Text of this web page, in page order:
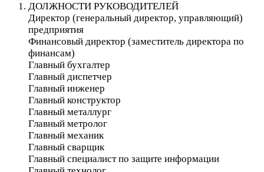
ДОЛЖНОСТИ РУКОВОДИТЕЛЕЙ
Директор (генеральный директор, управляющий)
предприятия
Финансовый директор (заместитель директора по
финансам)
Главный бухгалтер
Главный диспетчер
Главный инженер
Главный конструктор
Главный металлург
Главный метролог
Главный механик
Главный сварщик
Главный специалист по защите информации